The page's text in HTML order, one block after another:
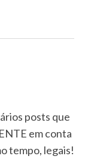
posts que
em conta
tempo, legais!